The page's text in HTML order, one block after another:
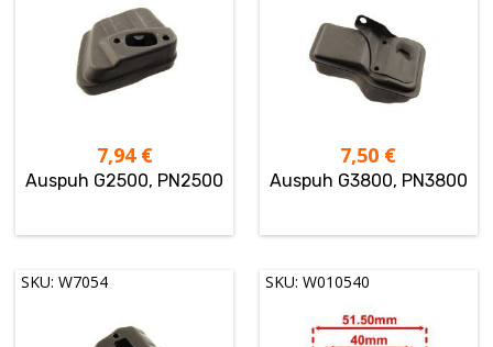
7,94 €
Auspuh G2500, PN2500
7,50 €
Auspuh G3800, PN3800
SKU: W7054 SKU: W010540